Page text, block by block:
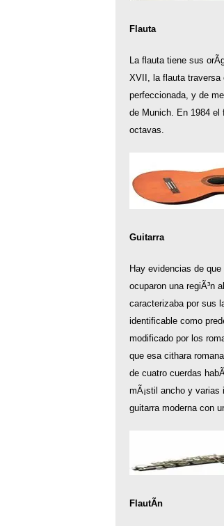
Flauta
La flauta tiene sus
XVII, la flauta traversa
perfeccionada, y de
de Munich. En 1984 el
octavas.
Guitarra
Hay evidencias de
ocuparon una regiÃ³n
caracterizaba por sus
identificable como
modificado por los
que esa cithara
de cuatro cuerdas
mÃ¡stil ancho y varias
guitarra moderna con
FlautÃ­n